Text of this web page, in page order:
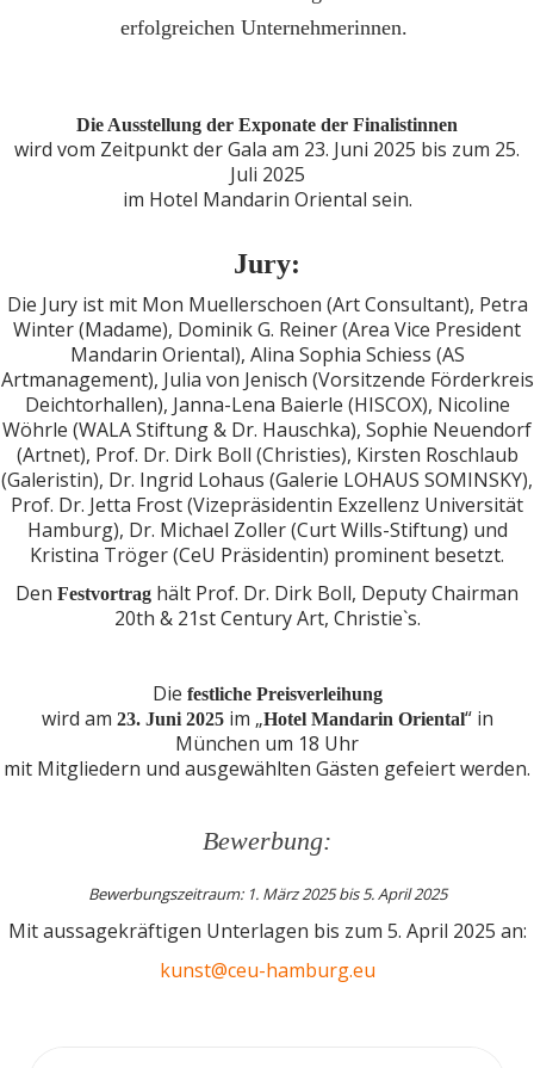
erfolgreichen Unternehmerinnen.
Die Ausstellung der Exponate der Finalistinnen
wird vom Zeitpunkt der Gala am 23. Juni 2025 bis zum 25.
Juli 2025
im Hotel Mandarin Oriental sein.
Jury:
Die Jury ist mit Mon Muellerschoen (Art Consultant), Petra
Winter (Madame), Dominik G. Reiner (Area Vice President
Mandarin Oriental), Alina Sophia Schiess (AS
Artmanagement), Julia von Jenisch (Vorsitzende Förderkreis
Deichtorhallen), Janna-Lena Baierle (HISCOX), Nicoline
Wöhrle (WALA Stiftung & Dr. Hauschka), Sophie Neuendorf
(Artnet), Prof. Dr. Dirk Boll (Christies), Kirsten Roschlaub
(Galeristin), Dr. Ingrid Lohaus (Galerie LOHAUS SOMINSKY),
Prof. Dr. Jetta Frost (Vizepräsidentin Exzellenz Universität
Hamburg), Dr. Michael Zoller (Curt Wills-Stiftung) und
Kristina Tröger (CeU Präsidentin) prominent besetzt.
Den Festvortrag hält Prof. Dr. Dirk Boll, Deputy Chairman
20th & 21st Century Art, Christie`s.
Die festliche Preisverleihung
wird am 23. Juni 2025im „Hotel Mandarin Oriental“ in
München um 18 Uhr
mit Mitgliedern und ausgewählten Gästen gefeiert werden.
Bewerbung:
Bewerbungszeitraum: 1. März 2025 bis 5. April 2025
Mit aussagekräftigen Unterlagen bis zum 5. April 2025 an:
kunst@ceu-hamburg.eu